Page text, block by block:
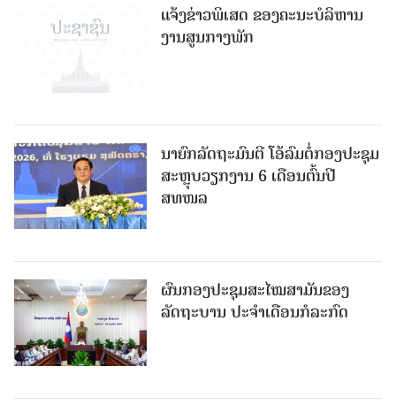
ແຈ້ງຂ່າວພິເສດ ຂອງຄະນະບໍລິຫານ
ງານສູນກາງພັກ
ນາຍົກລັດຖະມົນຕີ ໂອ້ລົມຕໍ່ກອງປະຊຸມ
ສະຫຼຸບວຽກງານ 6 ເດືອນຕົ້ນປີ
ສທໜລ
ຜົນກອງປະຊຸມສະໄໝສາມັນຂອງ
ລັດຖະບານ ປະຈຳເດືອນກໍລະກົດ